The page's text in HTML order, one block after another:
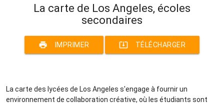
La carte de Los Angeles, écoles
secondaires
print IMPRIMER system_update_alt TÉLÉCHARGER
La carte des lycées de Los Angeles s'engage à fournir un
environnement de collaboration créative, où les étudiants sont